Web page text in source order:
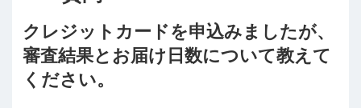
クレジットカードを申込みましたが、
審査結果とお届け日数について教えて
ください。